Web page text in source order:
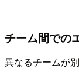
チーム間での
異なるチームが